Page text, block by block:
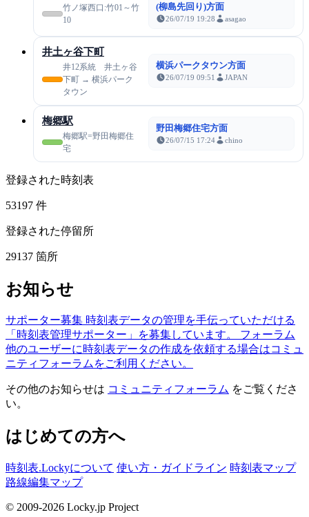
竹ノ塚西口:竹01～竹
10
(柳島先回り)方面
26/07/19 19:28 asagao
井土ヶ谷下町
井12系統 井土ヶ谷
下町 → 横浜パーク
タウン
横浜パークタウン方面
26/07/19 09:51 JAPAN
梅郷駅
梅郷駅=野田梅郷住
宅
野田梅郷住宅方面
26/07/15 17:24 chino
登録された時刻表
53197 件
登録された停留所
29137 箇所
お知らせ
サポーター募集 時刻表データの管理を手伝っていただける
「時刻表管理サポーター」を募集しています。
フォーラム
他のユーザーに時刻表データの作成を依頼する場合はコミュ
ニティフォーラムをご利用ください。
その他のお知らせは コミュニティフォーラム をご覧くださ
い。
はじめての方へ
時刻表.Lockyについて 使い方・ガイドライン 時刻表マップ
路線編集マップ
© 2009-2026 Locky.jp Project